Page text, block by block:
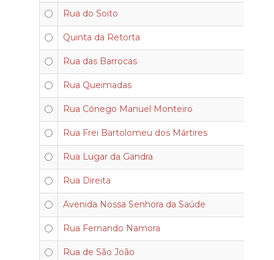
Rua do Soito
Quinta da Retorta
Rua das Barrocas
Rua Queimadas
Rua Cónego Manuel Monteiro
Rua Frei Bartolomeu dos Mártires
Rua Lugar da Gandra
Rua Direita
Avenida Nossa Senhora da Saúde
Rua Fernando Namora
Rua de São João